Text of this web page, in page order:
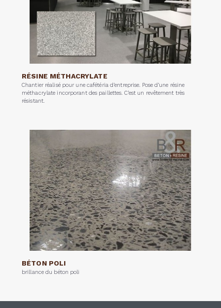
RÉSINE MÉTHACRYLATE
Chantier réalisé pour une cafétéria d’entreprise. Pose d’une résine
méthacrylate incorporant des paillettes. C’est un revêtement très
résistant.
BÉTON POLI
brillance du béton poli